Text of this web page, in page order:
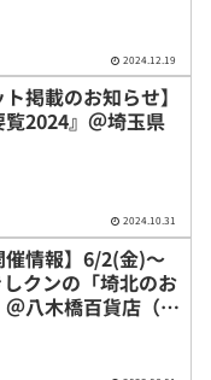
2024.12.19
ト掲載のお知らせ】
覧2024』＠埼玉県
2024.10.31
催情報】6/2(金)〜
クンの「埼北のお
八木橋百貨店（埼